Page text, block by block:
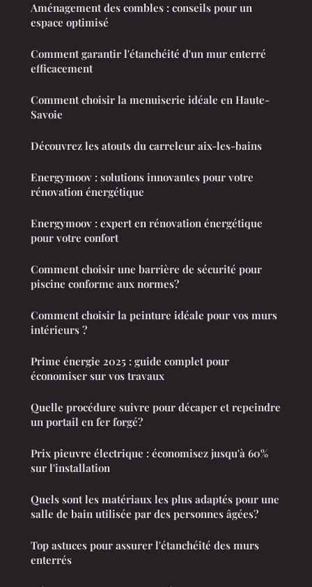
Aménagement des combles : conseils pour un
espace optimisé
Comment garantir l'étanchéité d'un mur enterré
efficacement
Comment choisir la menuiserie idéale en Haute-
Savoie
Découvrez les atouts du carreleur aix-les-bains
Energymoov : solutions innovantes pour votre
rénovation énergétique
Energymoov : expert en rénovation énergétique
pour votre confort
Comment choisir une barrière de sécurité pour
piscine conforme aux normes?
Comment choisir la peinture idéale pour vos murs
intérieurs ?
Prime énergie 2025 : guide complet pour
économiser sur vos travaux
Quelle procédure suivre pour décaper et repeindre
un portail en fer forgé?
Prix pieuvre électrique : économisez jusqu'à 60%
sur l'installation
Quels sont les matériaux les plus adaptés pour une
salle de bain utilisée par des personnes âgées?
Top astuces pour assurer l'étanchéité des murs
enterrés